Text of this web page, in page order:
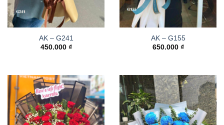
AK – G241
450.000 ₫
AK – G155
650.000 ₫